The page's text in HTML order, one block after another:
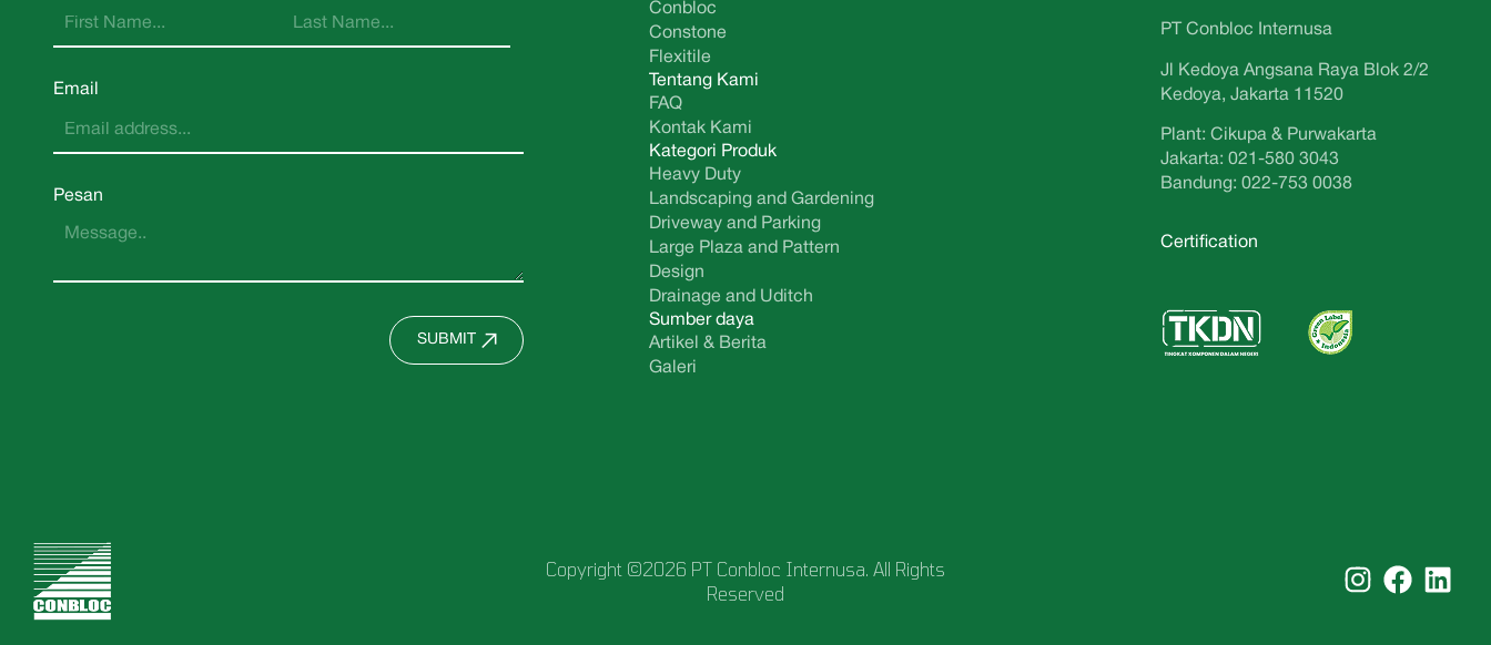
Email
Pesan
SUBMIT
Conbloc
Constone
Flexitile
Tentang Kami
FAQ
Kontak Kami
Kategori Produk
Heavy Duty
Landscaping and Gardening
Driveway and Parking
Large Plaza and Pattern
Design
Drainage and Uditch
Sumber daya
Artikel & Berita
Galeri
PT Conbloc Internusa
Jl Kedoya Angsana Raya Blok 2/2
Kedoya, Jakarta 11520
Plant: Cikupa & Purwakarta
Jakarta: 021-580 3043
Bandung: 022-753 0038
Certification
Copyright ©2026 PT Conbloc Internusa. All Rights
Reserved